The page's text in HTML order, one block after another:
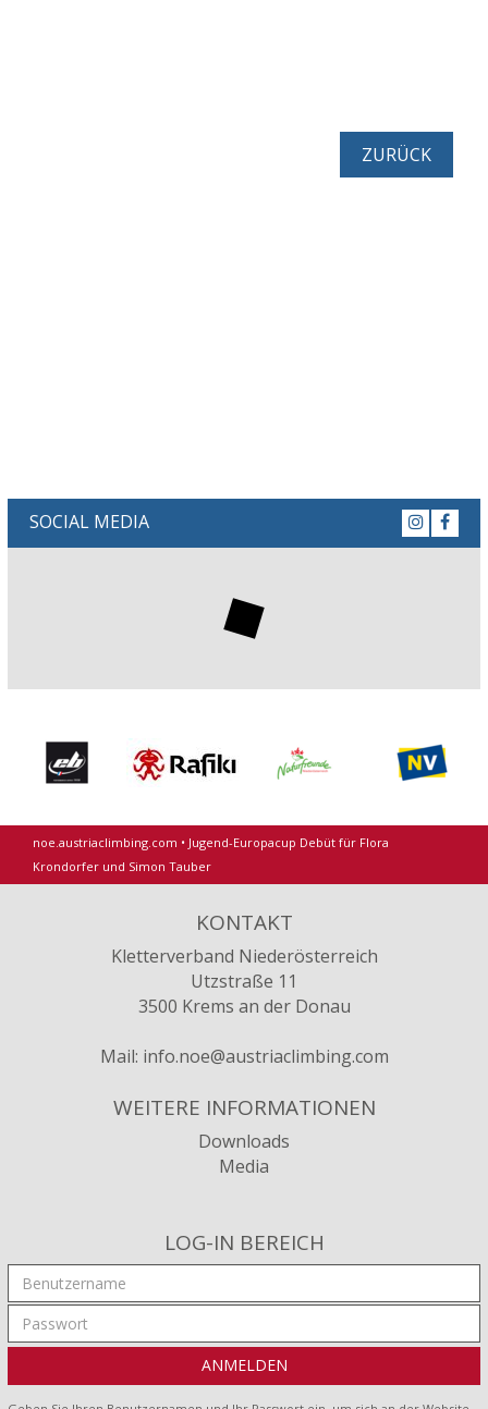
ZURÜCK
SOCIAL MEDIA
noe.austriaclimbing.com • Jugend-Europacup Debüt für Flora
Krondorfer und Simon Tauber
KONTAKT
Kletterverband Niederösterreich
Utzstraße 11
3500 Krems an der Donau
Mail: info.noe@austriaclimbing.com
WEITERE INFORMATIONEN
Downloads
Media
LOG-IN BEREICH